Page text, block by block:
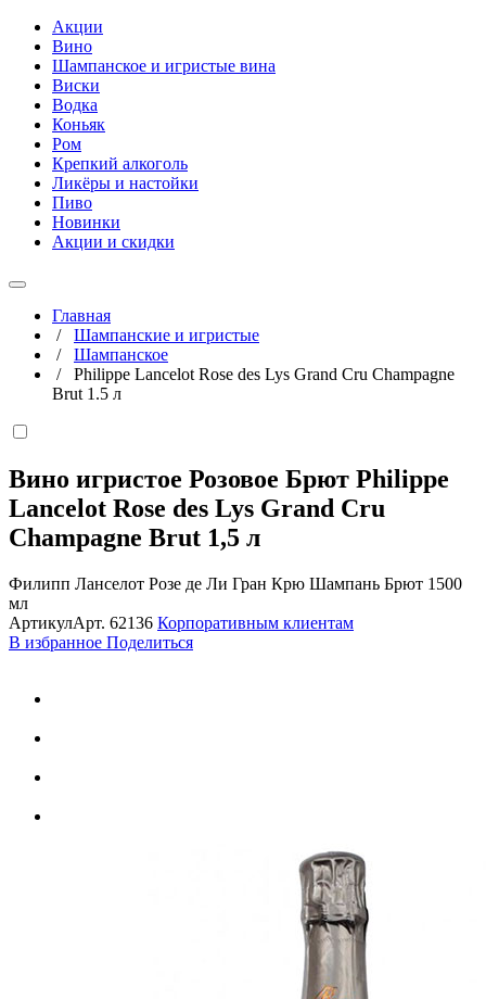
Акции
Вино
Шампанское и игристые вина
Виски
Водка
Коньяк
Ром
Крепкий алкоголь
Ликёры и настойки
Пиво
Новинки
Акции и скидки
Главная
/ Шампанские и игристые
/ Шампанское
/ Philippe Lancelot Rose des Lys Grand Cru Champagne
Brut 1.5 л
Вино игристое Розовое Брют Philippe
Lancelot Rose des Lys Grand Cru
Champagne Brut 1,5 л
Филипп Ланселот Розе де Ли Гран Крю Шампань Брют 1500
мл
АртикулАрт. 62136 Корпоративным клиентам
В избранное Поделиться